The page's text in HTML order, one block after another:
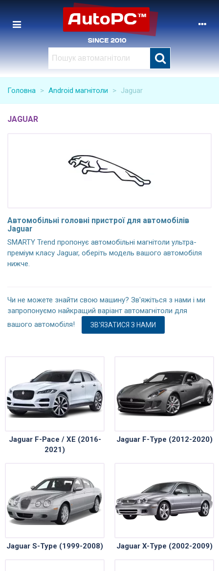
Головна > Android магнітоли > Jaguar
JAGUAR
Автомобільні головні пристрої для автомобілів
Jaguar
SMARTY Trend пропонує автомобільні магнітоли ультра-
преміум класу Jaguar, оберіть модель вашого автомобіля
нижче.
Чи не можете знайти свою машину? Зв'яжіться з нами і ми
запропонуємо найкращий варіант автомагнітоли для
вашого автомобіля!
ЗВ'ЯЗАТИСЯ З НАМИ
Jaguar F-Pace / XE (2016-
2021)
Jaguar F-Type (2012-2020)
Jaguar S-Type (1999-2008) Jaguar X-Type (2002-2009)